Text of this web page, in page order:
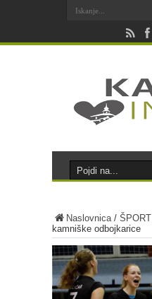
Naslovnica/ ŠPORT
kamniške odbojkarice